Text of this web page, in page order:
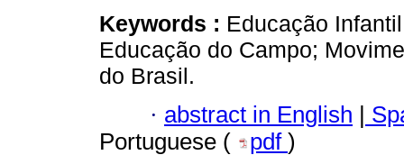
Keywords : Educação
Educação do Campo;
do Brasil.
· abstract in English |
Portuguese (
pdf )